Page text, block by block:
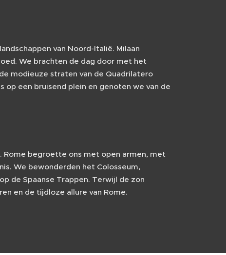
van Noord-Italië. Milaan
We brachten de dag door met het
modieuze straten van de Quadrilatero
een bruisend plein en genoten we van de
Rome begroette ons met open armen, met
We bewonderden het Colosseum,
de Spaanse Trappen. Terwijl de zon
en de tijdloze allure van Rome.